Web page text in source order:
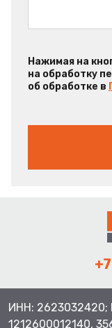
Нажимая на
на обработку
об обработке в
ИНН: 2623032420;
1212600012140,